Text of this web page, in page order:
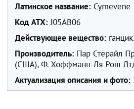
Латинское название: Cymevene
Код ATX:J05AB06
Действующее вещество:
Производитель: Пар Стерайл
(США), Ф. Хоффманн-Ля Рош
Актуализация описания и фото: